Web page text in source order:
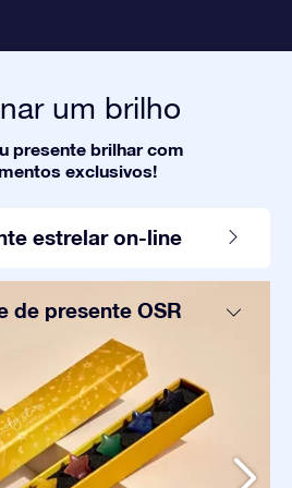
um brilho
presente brilhar com
exclusivos!
estrelar on-line
de presente OSR